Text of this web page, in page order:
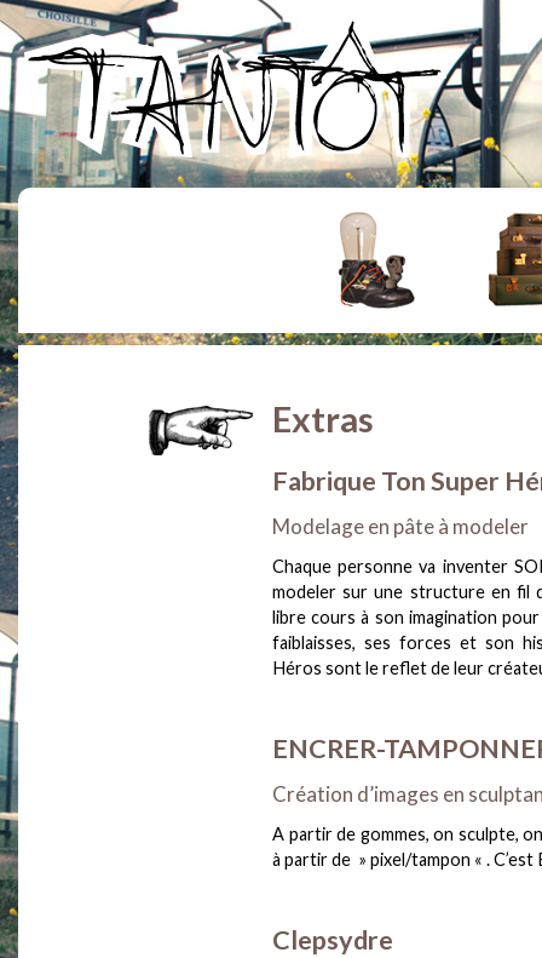
Extras
Fabrique Ton Super
Modelage en pâte à modeler
Chaque personne va inventer
modeler sur une structure en fil
libre cours à son imagination
faiblaisses, ses forces et son
Héros sont le reflet de leur
ENCRER-
Création d’images en
A partir de gommes, on sculpte,
à partir de » pixel/tampon « . C’est
Clepsydre